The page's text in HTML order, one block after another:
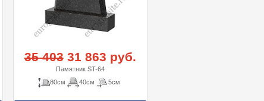
35 40331 863 руб.
Памятник ST-64
80см
40см 5см